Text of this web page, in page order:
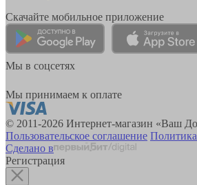
Скачайте мобильное приложение
Мы в соцсетях
Мы принимаем к оплате
© 2011-2026 Интернет-магазин «Ваш
Пользовательское соглашение
Сделано в
Регистрация